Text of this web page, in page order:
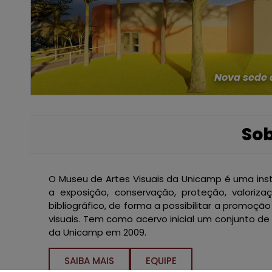
Nova
O Museu de Artes Visuais da Unicamp é uma
a exposição, conservação, proteção,
bibliográfico, de forma a possibilitar a
visuais. Tem como acervo inicial um conjunto
da Unicamp em 2009.
SAIBA MAIS EQUIPE